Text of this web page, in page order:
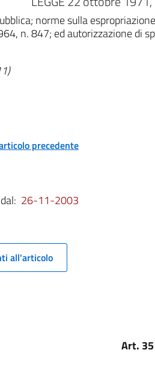
norme sulla
n. 847; ed autorizzazione di
precedente
26-11-2003
all'articolo
Art. 35